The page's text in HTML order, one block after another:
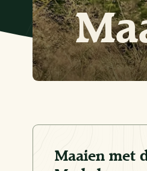
Maaien met